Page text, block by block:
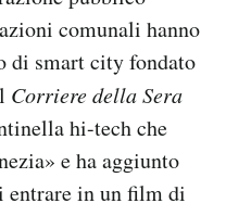
comunali hanno
di smart city fondato
l Corriere della Sera
hi-tech che
e ha aggiunto
entrare in un film di